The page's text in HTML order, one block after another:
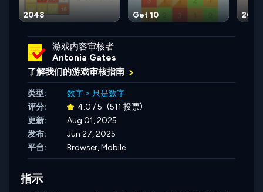
2048 Get 10
游戏内容审核者
Antonia Gates
了解我们的游戏审核指南
类型: 数字 > 只是数字
评分:
4.0 / 5 (511 投票)
更新:
Aug 01, 2025
发布:
Jun 27, 2025
平台:
Browser, Mobile
指示